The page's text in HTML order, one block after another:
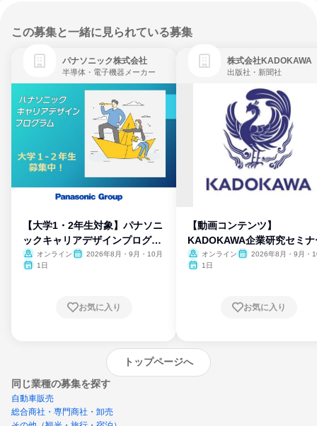
この募集と一緒に見られている募集
パナソニック株式会社
半導体・電子機器メーカー
【大学1・2年生対象】パナソニ
ックキャリアデザインプログラ
ム
オンライン
2026年8月・9月・10月
1日
お気に入り
株式会社KADOKAWA
出版社・新聞社
【動画コンテンツ】
KADOKAWA企業研究セミナ
オンライン
2026年8月・9月・
1日
お気に入り
トップページへ
同じ業種の募集を探す
自動車販売
総合商社・専門商社・卸売